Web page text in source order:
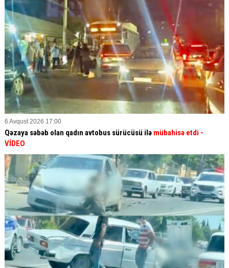
6 Avqust 2026 17:00
Qəzaya səbəb olan qadın avtobus sürücüsü ilə mübahisə etdi -
VİDEO